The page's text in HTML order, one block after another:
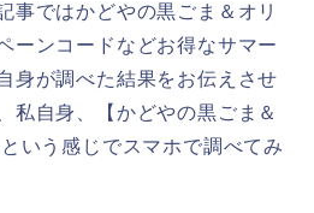
事ではかどやの黒ごま＆オリ
ーンコードなどお得なサマー
身が調べた結果をお伝えさせ
私自身、【かどやの黒ごま＆
いう感じでスマホで調べてみ